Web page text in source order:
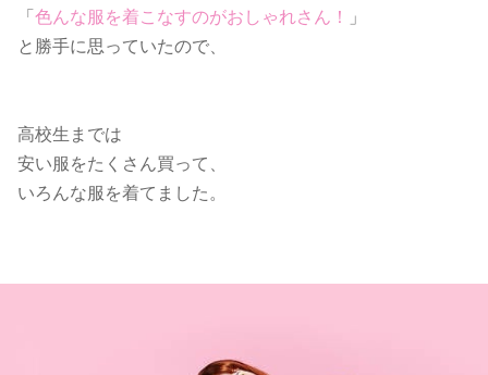
「 色んな服を着こなすのがおしゃれさん！
」
と勝手に思っていたので、
高校生までは
安い服をたくさん買って、
いろんな服を着てました。